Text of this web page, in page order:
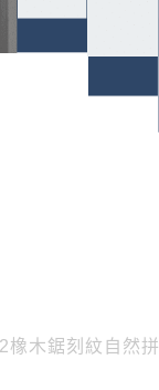
橡木鋸刻紋自然拼